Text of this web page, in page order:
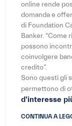
online rende
domanda e
di Foundation
Banker.
possono
coinvolgere
credito”.
Sono questi gli
permettono di
d'interesse
CONTINUA A